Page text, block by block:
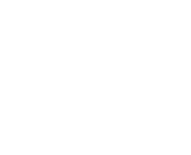
Sprache
|